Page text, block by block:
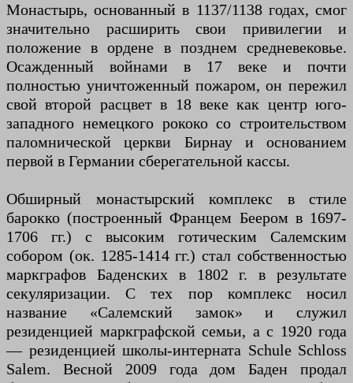
Монастырь, основанный в 1137/1138 годах, смог
значительно расширить свои привилегии и
положение в ордене в позднем средневековье.
Осажденный войнами в 17 веке и почти
полностью уничтоженный пожаром, он пережил
свой второй расцвет в 18 веке как центр юго-
западного немецкого рококо со строительством
паломнической церкви Бирнау и основанием
первой в Германии сберегательной кассы.
Обширный монастырский комплекс в стиле
барокко (построенный Францем Беером в 1697-
1706 гг.) с высоким готическим Салемским
собором (ок. 1285-1414 гг.) стал собственностью
маркграфов Баденских в 1802 г. в результате
секуляризации. С тех пор комплекс носил
название «Салемский замок» и служил
резиденцией маркграфской семьи, а с 1920 года
— резиденцией школы-интерната Schule Schloss
Salem. Весной 2009 года дом Баден продал